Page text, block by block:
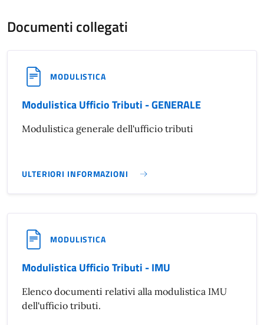
Documenti collegati
MODULISTICA
Modulistica Ufficio Tributi - GENERALE
Modulistica generale dell'ufficio tributi
ULTERIORI INFORMAZIONI
MODULISTICA UFFICIO TRIBUTI - GENERALE}
MODULISTICA
Modulistica Ufficio Tributi - IMU
Elenco documenti relativi alla modulistica IMU
dell'ufficio tributi.